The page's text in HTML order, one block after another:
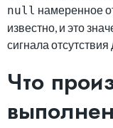
null намеренное
известно, и это
сигнала
Что